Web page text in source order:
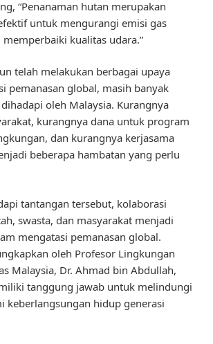
“Penanaman hutan merupakan
untuk mengurangi emisi gas
kualitas udara.”
telah melakukan berbagai upaya
pemanasan global, masih banyak
oleh Malaysia. Kurangnya
kurangnya dana untuk program
dan kurangnya kerjasama
beberapa hambatan yang perlu
tantangan tersebut, kolaborasi
swasta, dan masyarakat menjadi
mengatasi pemanasan global.
oleh Profesor Lingkungan
Malaysia, Dr. Ahmad bin Abdullah,
tanggung jawab untuk melindungi
keberlangsungan hidup generasi